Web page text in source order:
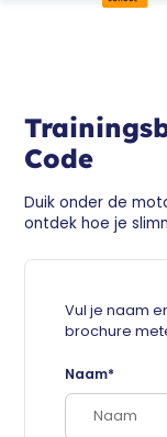
Code
Duik onder de
ontdek hoe je
Vul je naam
brochure
Naam*